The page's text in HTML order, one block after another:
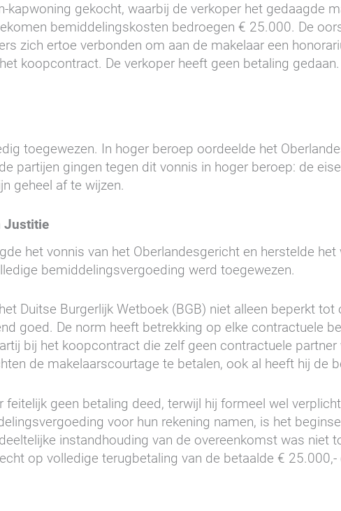
kapwoning gekocht, waarbij de verkoper het gedaagde
bemiddelingskosten bedroegen € 25.000. De
zich ertoe verbonden om aan de makelaar een
koopcontract. De verkoper heeft geen betaling
toegewezen. In hoger beroep oordeelde het
partijen gingen tegen dit vonnis in hoger beroep: de
geheel af te wijzen.
Justitie
het vonnis van het Oberlandesgericht en herstelde
bemiddelingsvergoeding werd toegewezen.
Duitse Burgerlijk Wetboek (BGB) niet alleen beperkt
goed. De norm heeft betrekking op elke contractuele
bij het koopcontract die zelf geen contractuele
de makelaarscourtage te betalen, ook al heeft hij de
feitelijk geen betaling deed, terwijl hij formeel wel
voor hun rekening namen, is het
instandhouding van de overeenkomst was niet
op volledige terugbetaling van de betaalde €